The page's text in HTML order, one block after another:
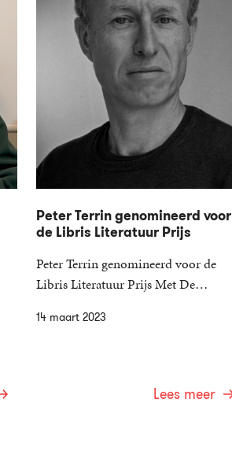
14 maart 2023
Peter Terrin genomineerd voor
de Libris Literatuur Prijs
Peter Terrin genomineerd voor de
Libris Literatuur Prijs Met De…
Lees meer